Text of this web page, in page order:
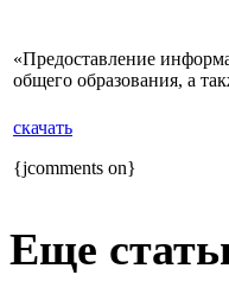
«Предоставление
общего образования, а
скачать
{jcomments on}
Еще